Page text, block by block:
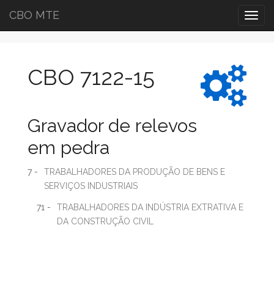
CBO MTE
CBO 7122-15
Gravador de relevos
em pedra
7 -
TRABALHADORES DA PRODUÇÃO DE BENS E
SERVIÇOS INDUSTRIAIS
71 -
TRABALHADORES DA INDÚSTRIA EXTRATIVA E
DA CONSTRUÇÃO CIVIL